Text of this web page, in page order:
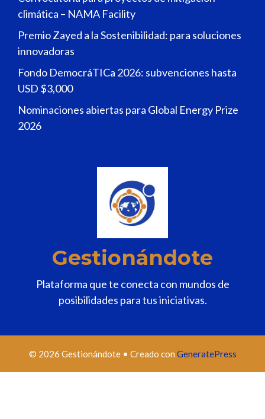
climática – NAMA Facility
Premio Zayed a la Sostenibilidad: para soluciones
innovadoras
Fondo DemocráTICa 2026: subvenciones hasta
USD $3,000
Nominaciones abiertas para Global Energy Prize
2026
Gestionándote
Plataforma que te conecta con mundos de
posibilidades para tus iniciativas.
© 2026 Gestionándote• Creado con GeneratePress